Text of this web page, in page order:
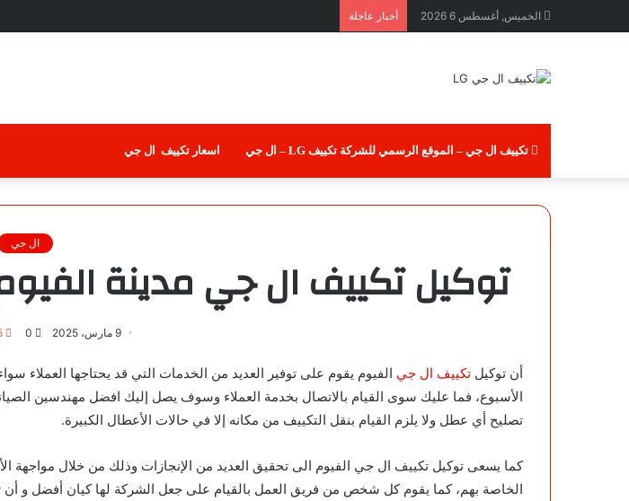
الخميس, أغسطس 6 2026 أخبار عاجلة
تكييف ال جي – الموقع الرسمي للشركة تكييف LG – ال جي اسعار تكييف ال جي
ال جي
توكيل تكييف ال جي مدينة الفيوم | أتصل
9 مارس، 2025 0
أن توكيل تكييف ال جي الفيوم يقوم على توفير العديد من الخدمات التي قد يحتاجها العملاء
الأسبوع، فما عليك سوى القيام بالاتصال بخدمة العملاء وسوف يصل إليك افضل مهندسين
تصليح أي عطل ولا يلزم القيام بنقل التكييف من مكانه إلا في حالات الأعطال الكبيرة.
كما يسعى توكيل تكييف ال جي الفيوم الى تحقيق العديد من الإنجازات وذلك من خلال مواجهة
الخاصة بهم، كما يقوم كل شخص من فريق العمل بالقيام على جعل الشركة لها كيان أفضل و أن